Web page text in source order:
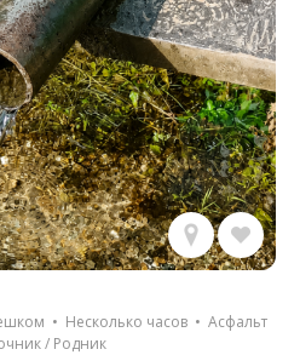
• Несколько часов • Асфальт
/ Родник